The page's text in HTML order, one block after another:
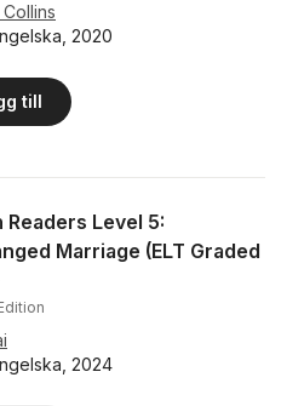
2020
till
Readers Level 5:
Marriage (ELT Graded
2024